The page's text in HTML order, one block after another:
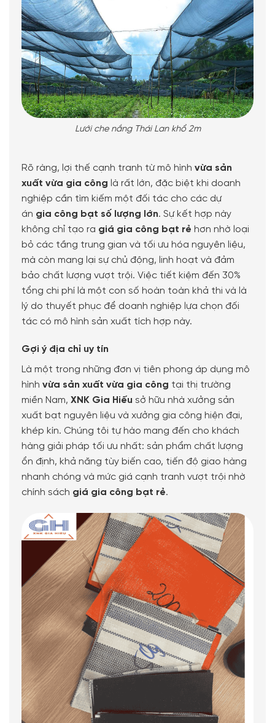
Lưới che nắng Thái Lan khổ 2m
Rõ ràng, lợi thế cạnh tranh từ mô hình vừa sản
xuất vừa gia công là rất lớn, đặc biệt khi doanh
nghiệp cần tìm kiếm một đối tác cho các dự
án gia công bạt số lượng lớn. Sự kết hợp này
không chỉ tạo ra giá gia công bạt rẻ hơn nhờ loại
bỏ các tầng trung gian và tối ưu hóa nguyên liệu,
mà còn mang lại sự chủ động, linh hoạt và đảm
bảo chất lượng vượt trội. Việc tiết kiệm đến 30%
tổng chi phí là một con số hoàn toàn khả thi và là
lý do thuyết phục để doanh nghiệp lựa chọn đối
tác có mô hình sản xuất tích hợp này.
Gợi ý địa chỉ uy tín
Là một trong những đơn vị tiên phong áp dụng mô
hình vừa sản xuất vừa gia công tại thị trường
miền Nam, XNK Gia Hiếu sở hữu nhà xưởng sản
xuất bạt nguyên liệu và xưởng gia công hiện đại,
khép kín. Chúng tôi tự hào mang đến cho khách
hàng giải pháp tối ưu nhất: sản phẩm chất lượng
ổn định, khả năng tùy biến cao, tiến độ giao hàng
nhanh chóng và mức giá cạnh tranh vượt trội nhờ
chính sách giá gia công bạt rẻ.